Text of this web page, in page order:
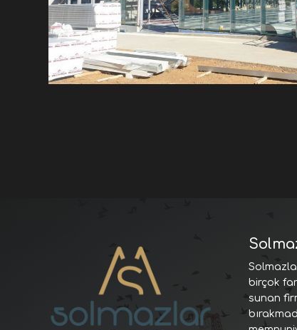
birçok
sunan